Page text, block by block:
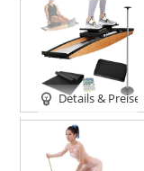
Details & Preise